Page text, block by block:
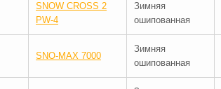
SNOW CROSS 2
PW-4
Зимняя
ошипованная
SNO-MAX 7000
Зимняя
ошипованная